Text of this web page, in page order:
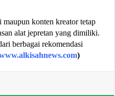
konten kreator tetap
alat jepretan yang dimiliki.
berbagai rekomendasi
)